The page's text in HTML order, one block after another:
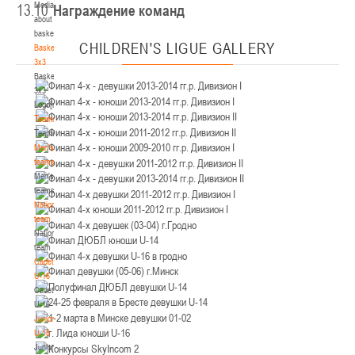
Media
about
basketball
Basketball
3x3
Basketball
3x3
Logo[modid=121]
Teams
Teams
Men's
teams
Men's
teams
National
team
National
team
Cadets
U-16
Cadets
U-16
Juniors
U-18
Juniors
U-12 , юноши
IV тур – юноши 2014-2015 гг.р., Дивизион 2, 21-22 марта 2026 г., г. Минск, ул.
Уральская 3А
18-19.03.2026
Брест
U-16, девушки
IV тур – девушки 2010-2011 гг.р., дивизион 2, 18-19 марта 2026 г., г. Брест, ул.
ул. Ленинградская, 4
17-18.03.2026
Гродно
U-14
, девушки
IV тур – девушки 2012-2013 гг.р., дивизион 2, 17-18 марта 2026 г., г. Гродно,
ул. Врублевского, 92
14-15.03.2026
III тур – девушки 2010-2011 гг.р., Дивизион 1, 14-15 марта 2026 г., г. Минск, ул.
13.10 Награждение команд
CHILDREN'S LIGUE GALLERY